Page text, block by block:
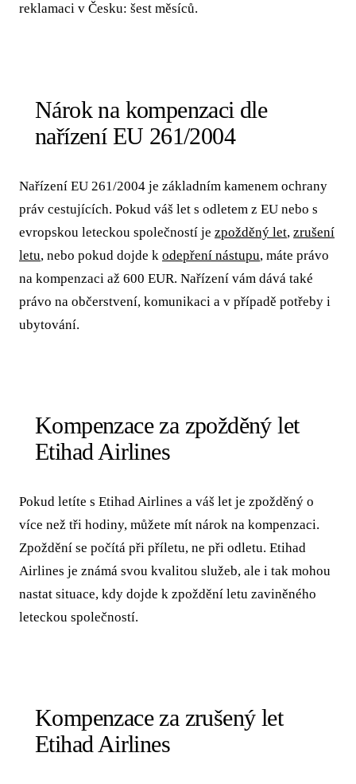
reklamaci v Česku: šest měsíců.
Nárok na kompenzaci dle
nařízení EU 261/2004
Nařízení EU 261/2004 je základním kamenem ochrany
práv cestujících. Pokud váš let s odletem z EU nebo s
evropskou leteckou společností je zpožděný let, zrušení
letu, nebo pokud dojde k odepření nástupu, máte právo
na kompenzaci až 600 EUR. Nařízení vám dává také
právo na občerstvení, komunikaci a v případě potřeby i
ubytování.
Kompenzace za zpožděný let
Etihad Airlines
Pokud letíte s Etihad Airlines a váš let je zpožděný o
více než tři hodiny, můžete mít nárok na kompenzaci.
Zpoždění se počítá při příletu, ne při odletu. Etihad
Airlines je známá svou kvalitou služeb, ale i tak mohou
nastat situace, kdy dojde k zpoždění letu zaviněného
leteckou společností.
Kompenzace za zrušený let
Etihad Airlines